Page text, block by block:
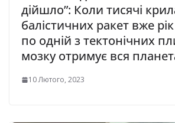
дійшло”: Коли тисячі
балістичних ракет вже
по одній з тектонічних
мозку отримує вся
10 Лютого, 2023